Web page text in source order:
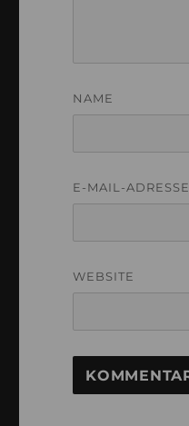
NAME
E-MAIL-ADRESSE
WEBSITE